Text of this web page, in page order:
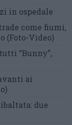
in ospedale
come fiumi,
(Foto-Video)
“Bunny”,
ai
due